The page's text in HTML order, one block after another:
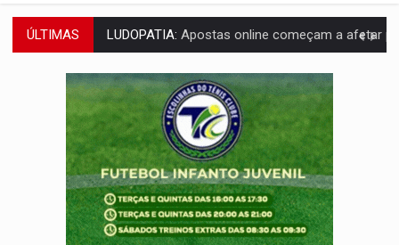
ÚLTIMAS REFLORESTAMENTO: Plantar árvores não será mais suficiente para
OVNIS NA LUA:Cientistas alertam para possível base secreta no satélite
ACABOU COM PEUGEOT:Incêndio destrói carro que era rebocado para oficina
VÍDEO: Ladrão é filmado furtando moto na frente do bar
BOLSAS DE PESQUISA:Iniciativa Amazônia+10 lança chamada para fortalecer
MATERIAL:Brasil tem grandes reservas de urânio, mas produz pouco e